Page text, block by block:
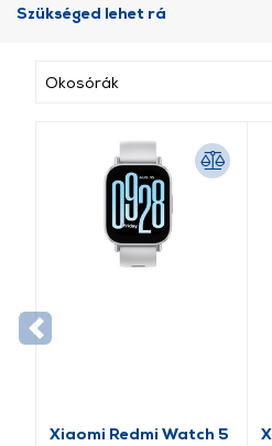
Szükséged lehet rá
Okosórák
Xiaomi Redmi Watch 5